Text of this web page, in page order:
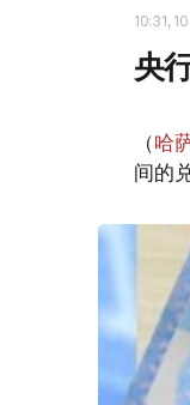
10:31,
央
（哈
间的